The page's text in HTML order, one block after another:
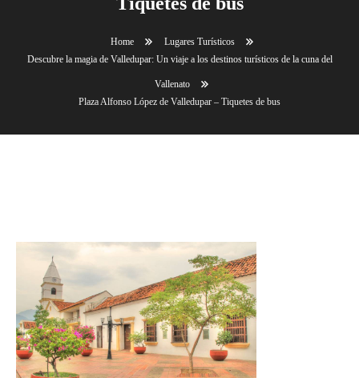
Home
Lugares Turísticos
Descubre la magia de Valledupar: Un viaje a los destinos turísticos de la cuna del
Vallenato
Plaza Alfonso López de Valledupar – Tiquetes de bus